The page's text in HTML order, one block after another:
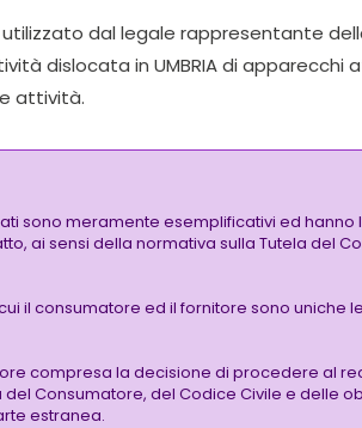
utilizzato dal legale rappresentante
dislocata in UMBRIA di apparecchi
attività.
sono meramente esemplificativi ed hanno
ai sensi della normativa sulla Tutela del
il consumatore ed il fornitore sono uniche
compresa la decisione di procedere al
Consumatore, del Codice Civile e delle
estranea.